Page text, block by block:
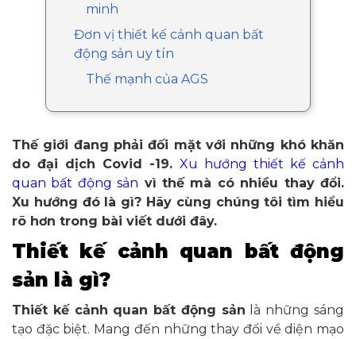
minh
Đơn vị thiết kế cảnh quan bất
động sản uy tín
Thế mạnh của AGS
Thế giới đang phải đối mặt với những khó khăn
do đại dịch Covid -19. Xu hướng thiết kế cảnh
quan bất động sản vì thế mà có nhiều thay đổi.
Xu hướng đó là gì? Hãy cùng chúng tôi tìm hiểu
rõ hơn trong bài viết dưới đây.
Thiết kế cảnh quan bất động
sản là gì?
Thiết kế cảnh quan bất động sản là những sáng
tạo đặc biệt. Mang đến những thay đổi về diện mạo